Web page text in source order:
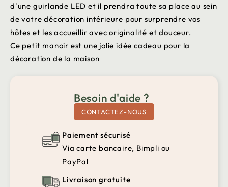
d'une guirlande LED et il prendra toute sa place au sein
de votre décoration intérieure pour surprendre vos
hôtes et les accueillir avec originalité et douceur.
Ce petit manoir est une jolie idée cadeau pour la
décoration de la maison
Besoin d'aide ?
CONTACTEZ-NOUS
Paiement sécurisé
Via carte bancaire, Bimpli ou
PayPal
Livraison gratuite